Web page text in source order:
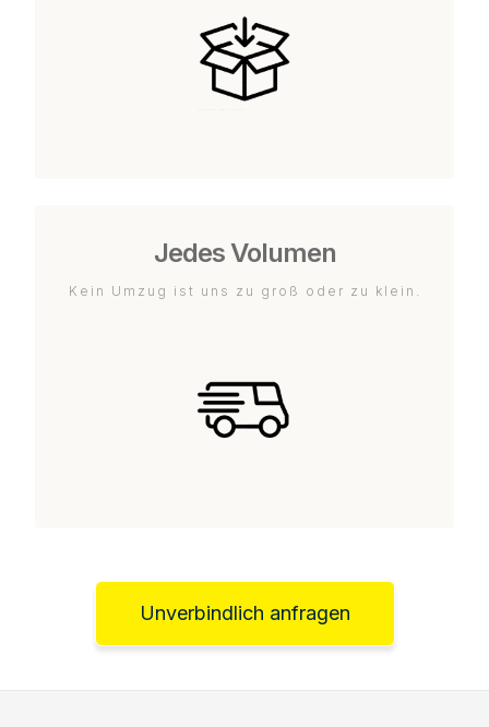
Jedes Volumen
Kein Umzug ist uns zu groß oder zu klein.
Unverbindlich anfragen